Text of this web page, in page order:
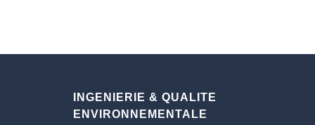
INGENIERIE & QUALITE
ENVIRONNEMENTALE